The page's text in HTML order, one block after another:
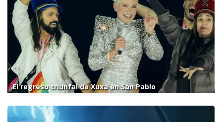
El regreso triunfal de Xuxa en San Pablo